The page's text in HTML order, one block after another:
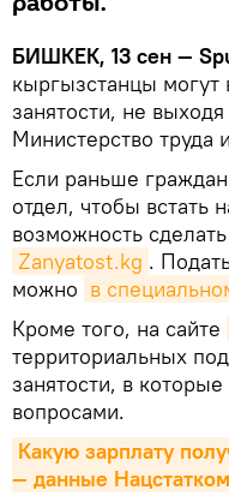
БИШКЕК, 13 сен —
кыргызстанцы могут
занятости, не
Министерство труда
Если раньше
отдел, чтобы встать
возможность
Zanyatost.kg .
можно в
Кроме того, на сайте
территориальных
занятости, в
вопросами.
Какую зарплату
— данные